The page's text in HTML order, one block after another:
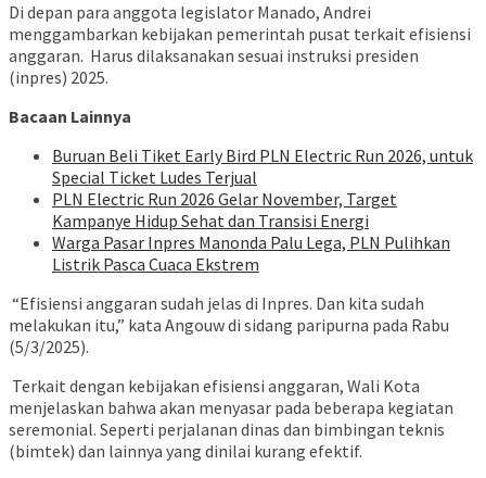
Di depan para anggota legislator Manado, Andrei
menggambarkan kebijakan pemerintah pusat terkait efisiensi
anggaran. Harus dilaksanakan sesuai instruksi presiden
(inpres) 2025.
Bacaan Lainnya
Buruan Beli Tiket Early Bird PLN Electric Run 2026, untuk
Special Ticket Ludes Terjual
PLN Electric Run 2026 Gelar November, Target
Kampanye Hidup Sehat dan Transisi Energi
Warga Pasar Inpres Manonda Palu Lega, PLN Pulihkan
Listrik Pasca Cuaca Ekstrem
“Efisiensi anggaran sudah jelas di Inpres. Dan kita sudah
melakukan itu,” kata Angouw di sidang paripurna pada Rabu
(5/3/2025).
Terkait dengan kebijakan efisiensi anggaran, Wali Kota
menjelaskan bahwa akan menyasar pada beberapa kegiatan
seremonial. Seperti perjalanan dinas dan bimbingan teknis
(bimtek) dan lainnya yang dinilai kurang efektif.